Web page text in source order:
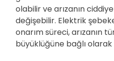
olabilir ve arızanın
değişebilir. Elektrik
onarım süreci, arızanın
büyüklüğüne bağlı